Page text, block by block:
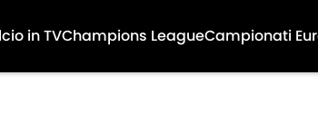
in TVChampions LeagueCampionati